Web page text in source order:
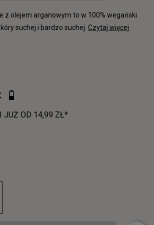
z olejem arganowym to w 100% wegański
suchej i bardzo suchej. Czytaj więcej
JUŻ OD 14,99 ZŁ*